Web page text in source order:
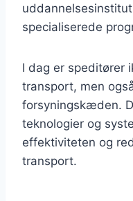
specialiserede
I dag er speditører
transport, men
forsyningskæden.
teknologier og
effektiviteten og
transport.